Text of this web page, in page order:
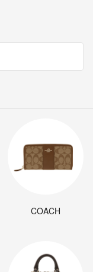
COACH